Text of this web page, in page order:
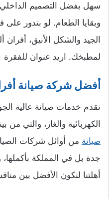
سهل بفضل التصميم الداخلي
وبقايا الطعام. لو بتدور
الجيد والشكل الأنيق، أفران
لمطبخك. اريد عنوان للفقرة
أفضل شركة صيانة
نقدم خدمات صيانة عالية
الكهربائية والغاز، والتي من
صيانة من أوائل شركات
جدة بل في المملكة
أهلتنا لنكون الأفضل بين